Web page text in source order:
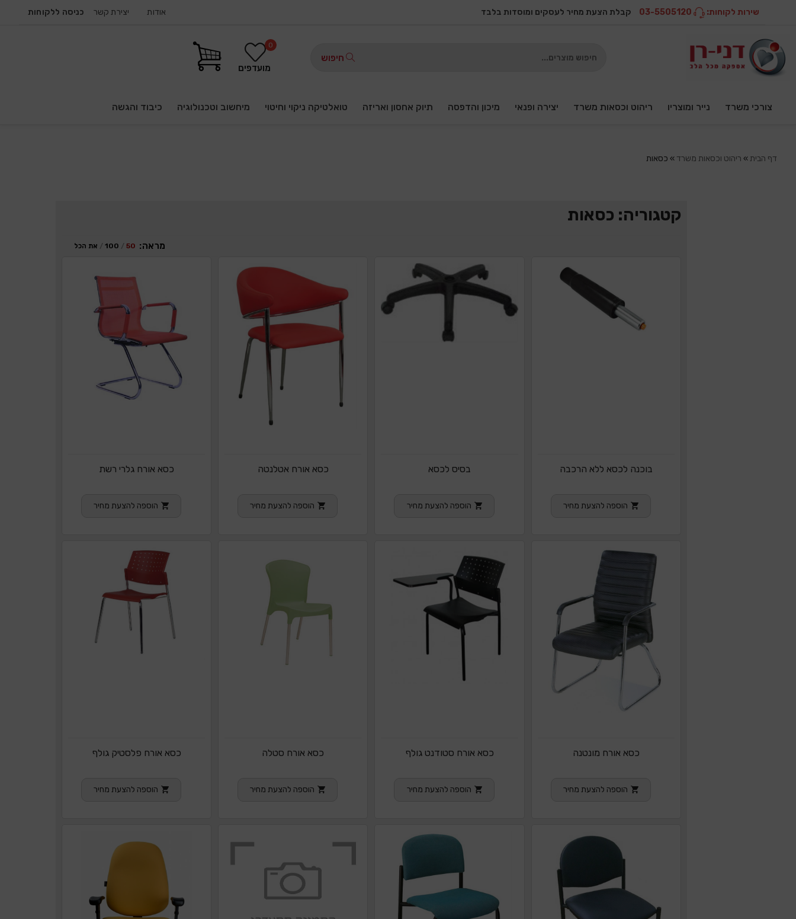
אודות יצירת קשר כניסה ללקוחות שירות לקוחות: קבלת הצעת מחיר לעסקים ומוסדות בלבד
חיפוש
מועדפים
0
צורכי משרד נייר ומוצריו ריהוט וכסאות משרד יצירה ופנאי מיכון והדפסה תיוק אחסון ואריזה טואלטיקה ניקוי וחיטוי מיחשוב וטכנולוגיה כיבוד והגשה
דף הבית» ריהוט וכסאות משרד » כסאות
קטגוריה: כסאות
מראה: 50
100 את הכל
בוכנה לכסא ללא הרכבה
הוספה להצעת מחיר
בסיס לכסא
הוספה להצעת מחיר
כסא אורח אטלנטה
הוספה להצעת מחיר
כסא אורח גלרי רשת
הוספה להצעת מחיר
כסא אורח מונטנה
הוספה להצעת מחיר
כסא אורח סטודנט גולף
הוספה להצעת מחיר
כסא אורח סטלה
הוספה להצעת מחיר
כסא אורח פלסטיק גולף
הוספה להצעת מחיר